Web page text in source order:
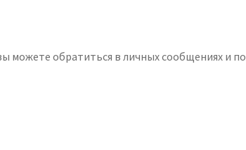
можете обратиться в личных сообщениях и